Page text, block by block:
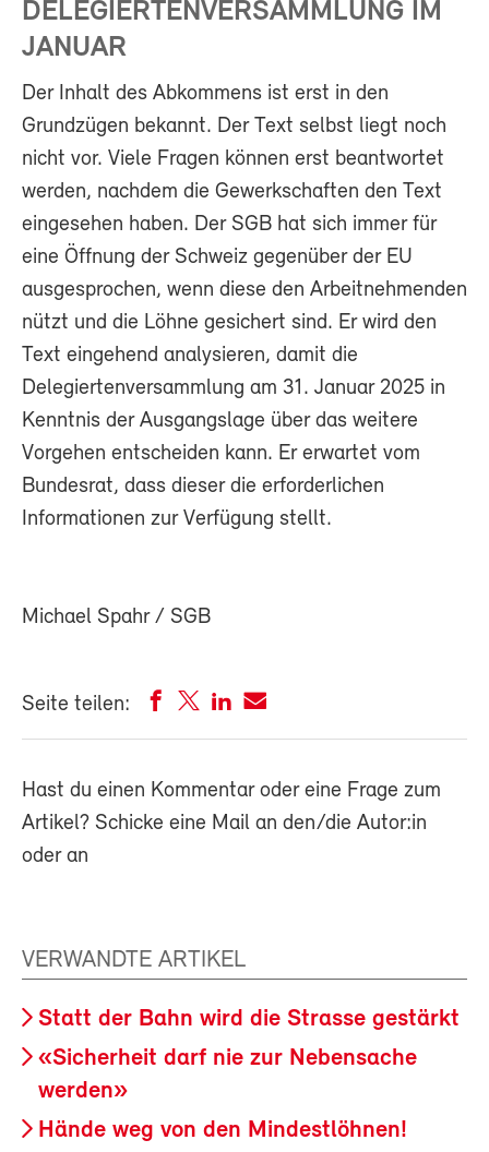
DELEGIERTENVERSAMMLUNG IM
JANUAR
Der Inhalt des Abkommens ist erst in den
Grundzügen bekannt. Der Text selbst liegt noch
nicht vor. Viele Fragen können erst beantwortet
werden, nachdem die Gewerkschaften den Text
eingesehen haben. Der SGB hat sich immer für
eine Öffnung der Schweiz gegenüber der EU
ausgesprochen, wenn diese den Arbeitnehmenden
nützt und die Löhne gesichert sind. Er wird den
Text eingehend analysieren, damit die
Delegiertenversammlung am 31. Januar 2025 in
Kenntnis der Ausgangslage über das weitere
Vorgehen entscheiden kann. Er erwartet vom
Bundesrat, dass dieser die erforderlichen
Informationen zur Verfügung stellt.
Michael Spahr / SGB
Seite teilen:
Hast du einen Kommentar oder eine Frage zum
Artikel? Schicke eine Mail an den/die Autor:in
oder an
VERWANDTE ARTIKEL
Statt der Bahn wird die Strasse gestärkt
«Sicherheit darf nie zur Nebensache
werden»
Hände weg von den Mindestlöhnen!